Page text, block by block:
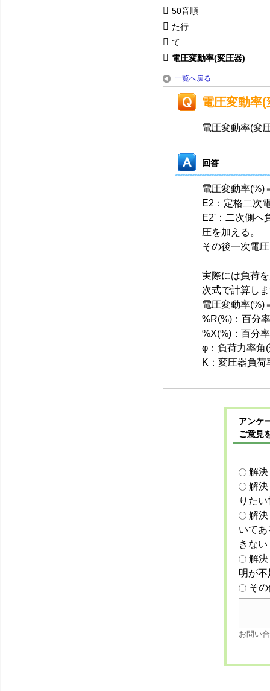
50音順
た行
て
電圧変動率(変圧器)
一覧へ戻る
電圧変動率(
電圧変動率(変
回答
電圧変動率(%)
E2：定格二次
E2'：二次側へ
圧を加える。
その後一次電
実際には負荷
次式で計算し
電圧変動率(%)
%R(%)：百分
%X(%)：百分
φ：負荷力率角
K：変圧器負荷
アンケ
ご意見
解
解
りた
解
いて
きない
解
明が
そ
お問い